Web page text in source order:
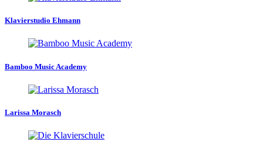
Klavierstudio Ehmann
Bamboo Music Academy
Larissa Morasch